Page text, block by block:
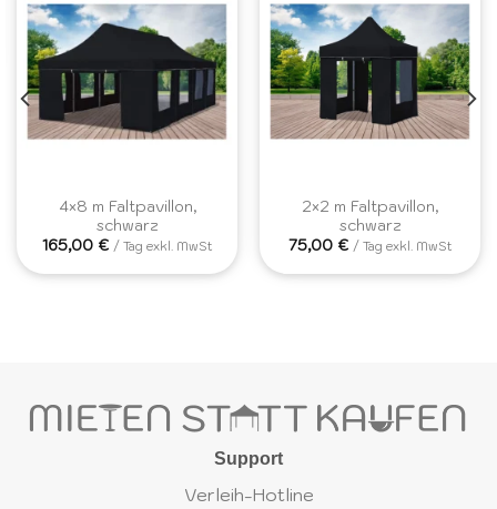
4×8 m Faltpavillon,
schwarz
165,00 € / Tag exkl. MwSt
2×2 m Faltpavillon,
schwarz
75,00 € / Tag exkl. MwSt
Support
Verleih-Hotline